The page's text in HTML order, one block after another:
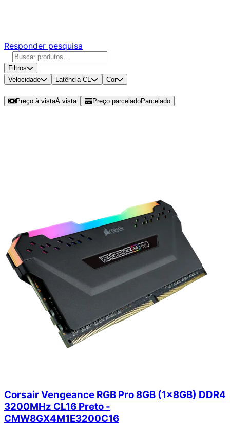
Responder pesquisa
Filtros
Velocidade
Latência CL Cor
Preço à vistaÀ vista Preço parceladoParcelado
Corsair Vengeance RGB Pro 8GB (1x8GB) DDR4
3200MHz CL16 Preto -
CMW8GX4M1E3200C16